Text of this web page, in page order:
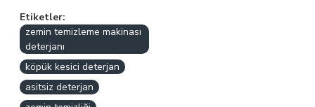
Etiketler:
zemin temizleme makinası
deterjanı
köpük kesici deterjan
asitsiz deterjan